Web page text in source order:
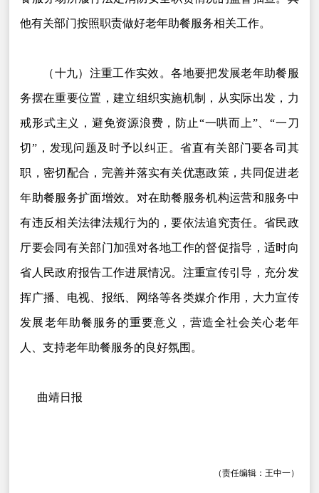
他有关部门按照职责做好老年助餐服务相关工作。
（十九）注重工作实效。各地要把发展老年助餐服
务摆在重要位置，建立组织实施机制，从实际出发，力
戒形式主义，避免资源浪费，防止“一哄而上”、“一刀
切”，发现问题及时予以纠正。省直有关部门要各司其
职，密切配合，完善并落实有关优惠政策，共同促进老
年助餐服务扩面增效。对在助餐服务机构运营和服务中
有违反相关法律法规行为的，要依法追究责任。省民政
厅要会同有关部门加强对各地工作的督促指导，适时向
省人民政府报告工作进展情况。注重宣传引导，充分发
挥广播、电视、报纸、网络等各类媒介作用，大力宣传
发展老年助餐服务的重要意义，营造全社会关心老年
人、支持老年助餐服务的良好氛围。
曲靖日报
（责任编辑：王中一）